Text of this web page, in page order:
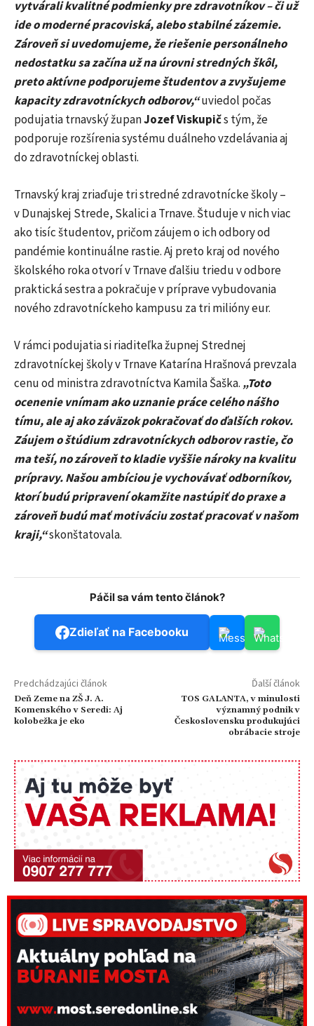
vytvárali kvalitné podmienky pre zdravotníkov – či už
ide o moderné pracoviská, alebo stabilné zázemie.
Zároveň si uvedomujeme, že riešenie personálneho
nedostatku sa začína už na úrovni stredných škôl,
preto aktívne podporujeme študentov a zvyšujeme
kapacity zdravotníckych odborov,“uviedol počas
podujatia trnavský županJozef Viskupičs tým, že
podporuje rozšírenia systému duálneho vzdelávania aj
do zdravotníckej oblasti.
Trnavský kraj zriaďuje tri stredné zdravotnícke školy –
v Dunajskej Strede, Skalici a Trnave. Študuje v nich viac
ako tisíc študentov, pričom záujem o ich odbory od
pandémie kontinuálne rastie. Aj preto kraj od nového
školského roka otvorí v Trnave ďalšiu triedu v odbore
praktická sestra a pokračuje v príprave vybudovania
nového zdravotníckeho kampusu za tri milióny eur.
V rámci podujatia si riaditeľka župnej Strednej
zdravotníckej školy v Trnave Katarína Hrašnová prevzala
cenu od ministra zdravotníctva Kamila Šaška. „Toto
ocenenie vnímam ako uznanie práce celého nášho
tímu, ale aj ako záväzok pokračovať do ďalších rokov.
Záujem o štúdium zdravotníckych odborov rastie, čo
ma teší, no zároveň to kladie vyššie nároky na kvalitu
prípravy. Našou ambíciou je vychovávať odborníkov,
ktorí budú pripravení okamžite nastúpiť do praxe a
zároveň budú mať motiváciu zostať pracovať v našom
kraji,“skonštatovala.
Páčil sa vám tento článok?
Zdieľať na Facebooku
Predchádzajúci článok
Deň Zeme na ZŠ J. A.
Komenského v Seredi: Aj
kolobežka je eko
Ďalší článok
TOS GALANTA, v minulosti
významný podnik v
Československu produkujúci
obrábacie stroje